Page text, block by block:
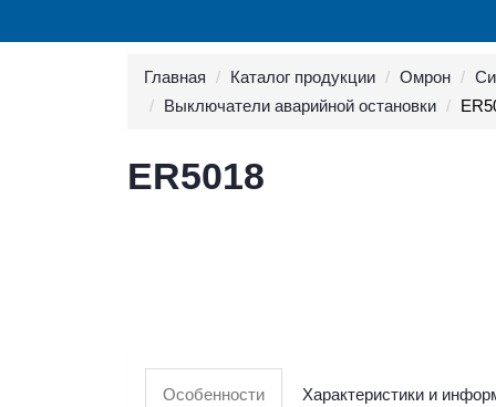
Главная Каталог продукции Омрон
Выключатели аварийной остановки
ER5018
Особенности Характеристики и